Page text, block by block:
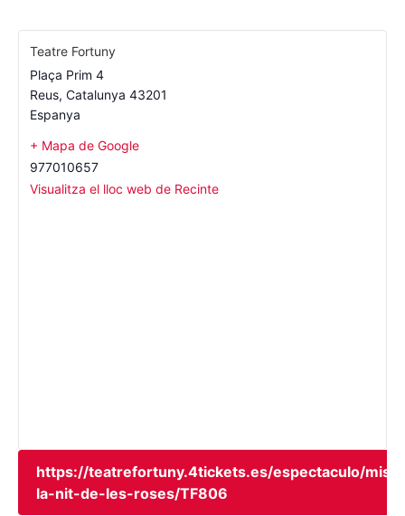
Teatre Fortuny
Plaça Prim 4
Reus, Catalunya 43201
Espanya
+ Mapa de Google
977010657
Visualitza el lloc web de Recinte
https://teatrefortuny.4tickets.es/espectaculo/
la-nit-de-les-roses/TF806